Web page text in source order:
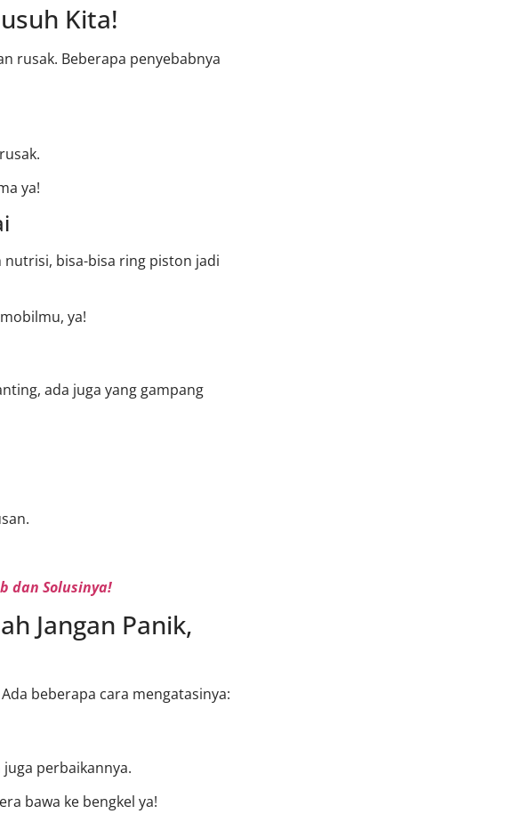
Kita!
rusak. Beberapa penyebabnya
ya!
bisa-bisa ring piston jadi
ya!
ada juga yang gampang
dan Solusinya!
Jangan Panik,
beberapa cara mengatasinya:
perbaikannya.
bawa ke bengkel ya!